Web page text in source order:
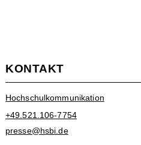
KONTAKT
Hochschulkommunikation
+49.521.106-7754
presse@hsbi.de